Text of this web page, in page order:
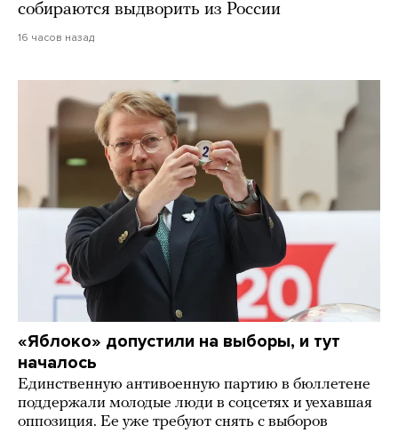
собираются выдворить из России
16 часов назад
«Яблоко» допустили на выборы, и тут
началось
Единственную антивоенную партию в бюллетене
поддержали молодые люди в соцсетях и уехавшая
оппозиция. Ее уже требуют снять с выборов